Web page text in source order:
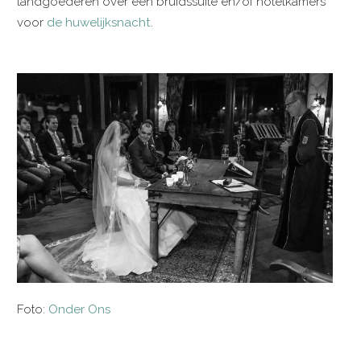
voor de huwelijksnacht.
Foto: Onder Ons